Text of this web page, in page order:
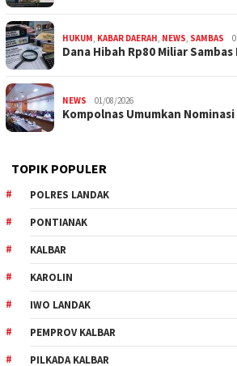
HUKUM, KABAR DAERAH, NEWS, SAMBAS
Dana Hibah Rp80 Miliar
NEWS 01/08/2026
Kompolnas Umumkan
TOPIK POPULER
POLRES LANDAK
PONTIANAK
KALBAR
KAROLIN
IWO LANDAK
PEMPROV KALBAR
PILKADA KALBAR